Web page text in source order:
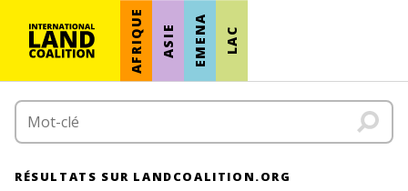
AFRIQUE ASIE EMENA LAC
RÉSULTATS SUR LANDCOALITION.ORG